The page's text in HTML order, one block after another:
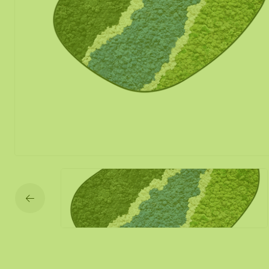
Mos spiegel
Mobiele
Moswand